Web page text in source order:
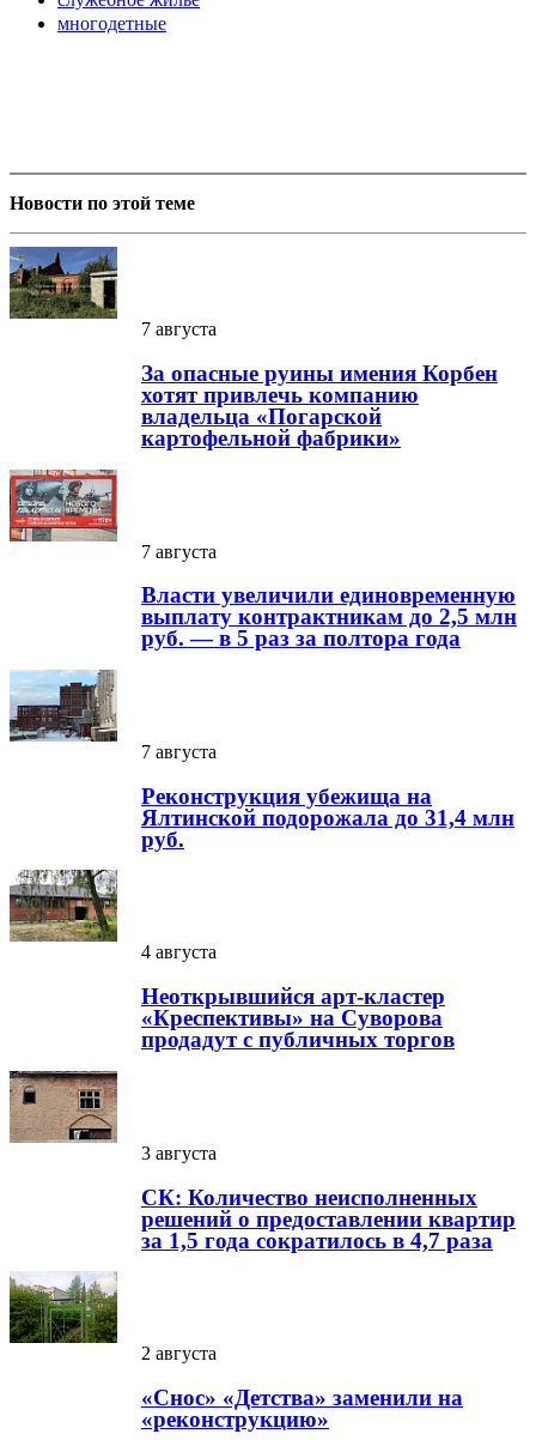
многодетные
Новости по этой теме
7 августа
За опасные руины имения Корбен
хотят привлечь компанию
владельца «Погарской
картофельной фабрики»
7 августа
Власти увеличили единовременную
выплату контрактникам до 2,5 млн
руб. — в 5 раз за полтора года
7 августа
Реконструкция убежища на
Ялтинской подорожала до 31,4 млн
руб.
4 августа
Неоткрывшийся арт-кластер
«Креспективы» на Суворова
продадут с публичных торгов
3 августа
СК: Количество неисполненных
решений о предоставлении квартир
за 1,5 года сократилось в 4,7 раза
2 августа
«Снос» «Детства» заменили на
«реконструкцию»